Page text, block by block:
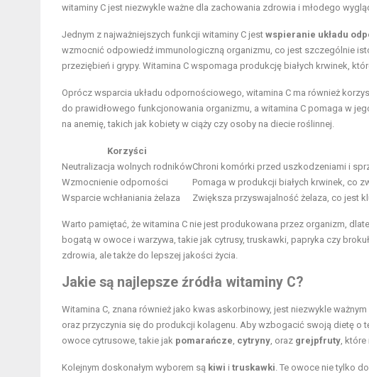
witaminy C jest niezwykle ważne dla zachowania zdrowia i młodego
Jednym z najważniejszych funkcji witaminy C jest wspieranie układu
wzmocnić odpowiedź immunologiczną organizmu, co jest szczególnie
przeziębień i grypy. Witamina C wspomaga produkcję białych krwinek,
Oprócz wsparcia układu odpornościowego, witamina C ma również
do prawidłowego funkcjonowania organizmu, a witamina C pomaga w
na anemię, takich jak kobiety w ciąży czy osoby na diecie roślinnej.
Korzyści
Neutralizacja wolnych rodnikówChroni komórki przed uszkodzeniami i
Wzmocnienie odporności
Pomaga w produkcji białych krwinek, co
Wsparcie wchłaniania żelaza
Zwiększa przyswajalność żelaza, co jest
Warto pamiętać, że witamina C nie jest produkowana przez organizm,
bogatą w owoce i warzywa, takie jak cytrusy, truskawki, papryka czy
zdrowia, ale także do lepszej jakości życia.
Jakie są najlepsze źródła witaminy C?
Witamina C, znana również jako kwas askorbinowy, jest niezwykle
oraz przyczynia się do produkcji kolagenu. Aby wzbogacić swoją dietę o
owoce cytrusowe, takie jak pomarańcze, cytryny, oraz grejpfruty, które
Kolejnym doskonałym wyborem są kiwi i truskawki. Te owoce nie tylko